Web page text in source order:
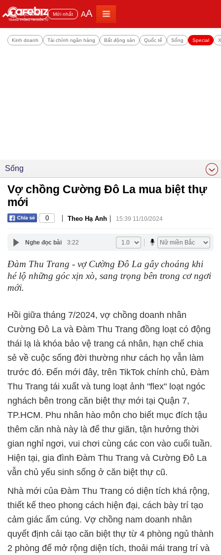
Đọc nhiều Mới nhất AA
Kinh doanh Tài chính ngân hàng Bất động sản Quốc tế Sống Special
Sống
Vợ chồng Cường Đô La mua biệt thự
mới
0 | Theo Hạ Anh | 15:39 11/10/2024
Nghe đọc bài 3:22
Đàm Thu Trang - vợ Cường Đô La gây choáng khi
hé lộ những góc xịn xò, sang trọng bên trong cơ ngơi
mới.
Hồi giữa tháng 7/2024, vợ chồng doanh nhân
Cường Đô La và Đàm Thu Trang đồng loạt có động
thái lạ là khóa bảo vệ trang cá nhân, hạn chế chia
sẻ về cuộc sống đời thường như cách họ vẫn làm
trước đó. Đến mới đây, trên TikTok chính chủ, Đàm
Thu Trang tái xuất và tung loạt ảnh "flex" loạt ngóc
nghách bên trong căn biệt thự mới tại Quận 7,
TP.HCM. Phu nhân hào môn cho biết mục đích tậu
thêm căn nhà này là để thư giãn, tận hưởng thời
gian nghỉ ngơi, vui chơi cùng các con vào cuối tuần.
Hiện tại, gia đình Đàm Thu Trang và Cường Đô La
vẫn chủ yếu sinh sống ở căn biệt thự cũ.
Nhà mới của Đàm Thu Trang có diện tích khá rộng,
thiết kế theo phong cách hiện đại, cách bày trí tạo
cảm giác ấm cúng. Vợ chồng nam doanh nhân
quyết định cải tạo căn biệt thự từ 4 phòng ngủ thành
2 phòng để mở rộng diện tích, thoải mái trang trí và